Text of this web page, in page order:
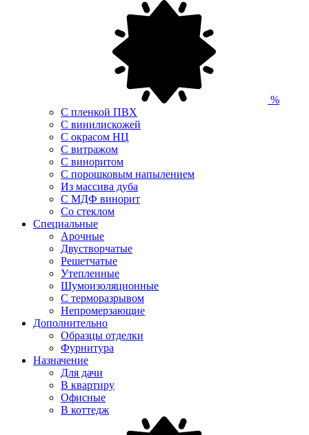
%
С пленкой ПВХ
С винилискожей
С окрасом НЦ
С витражом
С виноритом
С порошковым напылением
Из массива дуба
С МДФ винорит
Со стеклом
Специальные
Арочные
Двустворчатые
Решетчатые
Утепленные
Шумоизоляционные
С терморазрывом
Непромерзающие
Дополнительно
Образцы отделки
Фурнитура
Назначение
Для дачи
В квартиру
Офисные
В коттедж